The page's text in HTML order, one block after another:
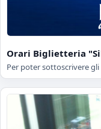
Orari Biglietteria
Per poter sottoscrivere